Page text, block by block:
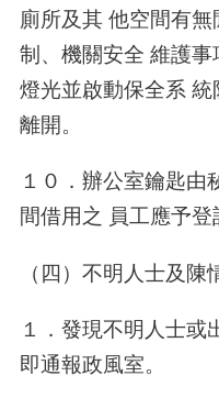
廁所及其 他空間有
制、機關安全 維護
燈光並啟動保全系
離開。
１０．辦公室鑰匙由
間借用之 員工應予登
（四）不明人士及
１．發現不明人士或
即通報政風室。